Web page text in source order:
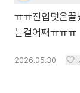
ㅠㅠ전입덧은끝
는걸어째ㅠㅠㅠ
2026.05.30